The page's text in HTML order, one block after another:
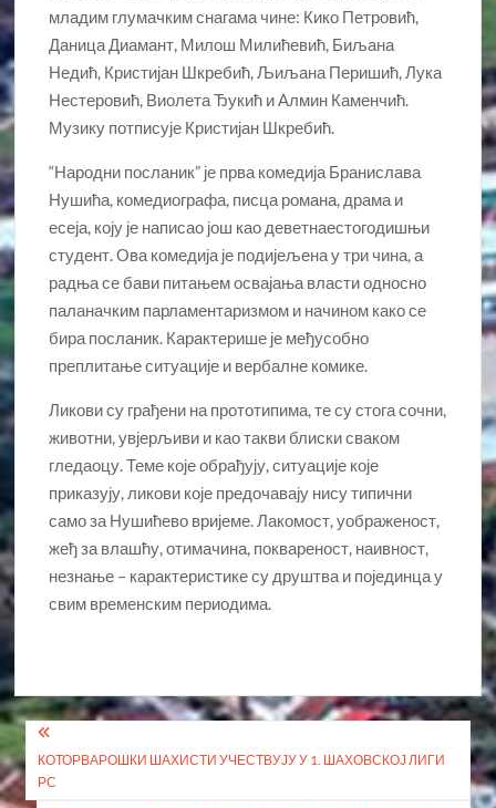
младим глумачким снагама чине: Кико Петровић,
Даница Диамант, Милош Милићевић, Биљана
Недић, Кристијан Шкребић, Љиљана Перишић, Лука
Нестеровић, Виолета Ђукић и Алмин Каменчић.
Музику потписује Кристијан Шкребић.
“Народни посланик” је прва комедија Бранислава
Нушића, комедиографа, писца романа, драма и
есеја, коју је написао још као деветнаестогодишњи
студент. Ова комедија је подијељена у три чина, а
радња се бави питањем освајања власти односно
паланачким парламентаризмом и начином како се
бира посланик. Карактерише је међусобно
преплитање ситуације и вербалне комике.
Ликови су грађени на прототипима, те су стога сочни,
животни, увјерљиви и као такви блиски сваком
гледаоцу. Теме које обрађују, ситуације које
приказују, ликови које предочавају нису типични
само за Нушићево вријеме. Лакомост, уображеност,
жеђ за влашћу, отимачина, поквареност, наивност,
незнање – карактеристике су друштва и појединца у
свим временским периодима.
Кретање
чланка
КОТОРВАРОШКИ ШАХИСТИ УЧЕСТВУЈУ У 1. ШАХОВСКОЈ ЛИГИ
РС